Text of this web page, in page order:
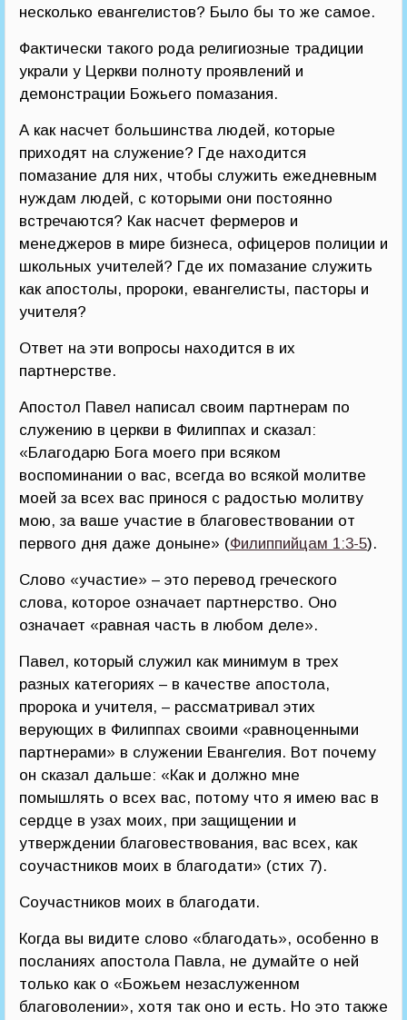
несколько евангелистов? Было бы то же самое.
Фактически такого рода религиозные традиции
украли у Церкви полноту проявлений и
демонстрации Божьего помазания.
А как насчет большинства людей, которые
приходят на служение? Где находится
помазание для них, чтобы служить ежедневным
нуждам людей, с которыми они постоянно
встречаются? Как насчет фермеров и
менеджеров в мире бизнеса, офицеров полиции и
школьных учителей? Где их помазание служить
как апостолы, пророки, евангелисты, пасторы и
учителя?
Ответ на эти вопросы находится в их
партнерстве.
Апостол Павел написал своим партнерам по
служению в церкви в Филиппах и сказал:
«Благодарю Бога моего при всяком
воспоминании о вас, всегда во всякой молитве
моей за всех вас принося с радостью молитву
мою, за ваше участие в благовествовании от
первого дня даже доныне» (Филиппийцам 1:3-5).
Слово «участие» – это перевод греческого
слова, которое означает партнерство. Оно
означает «равная часть в любом деле».
Павел, который служил как минимум в трех
разных категориях – в качестве апостола,
пророка и учителя, – рассматривал этих
верующих в Филиппах своими «равноценными
партнерами» в служении Евангелия. Вот почему
он сказал дальше: «Как и должно мне
помышлять о всех вас, потому что я имею вас в
сердце в узах моих, при защищении и
утверждении благовествования, вас всех, как
соучастников моих в благодати» (стих 7).
Соучастников моих в благодати.
Когда вы видите слово «благодать», особенно в
посланиях апостола Павла, не думайте о ней
только как о «Божьем незаслуженном
благоволении», хотя так оно и есть. Но это также